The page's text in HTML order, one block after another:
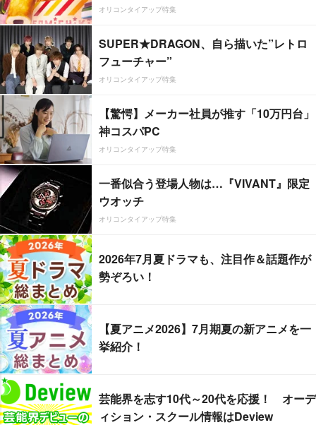
オリコンタイアップ特集
SUPER★DRAGON、自ら描いた”レトロ
フューチャー”
オリコンタイアップ特集
【驚愕】メーカー社員が推す「10万円台」
神コスパPC
オリコンタイアップ特集
一番似合う登場人物は…『VIVANT』限定
ウオッチ
オリコンタイアップ特集
2026年7月夏ドラマも、注目作＆話題作が
勢ぞろい！
【夏アニメ2026】7月期夏の新アニメを一
挙紹介！
芸能界を志す10代～20代を応援！ オーデ
ィション・スクール情報はDeview